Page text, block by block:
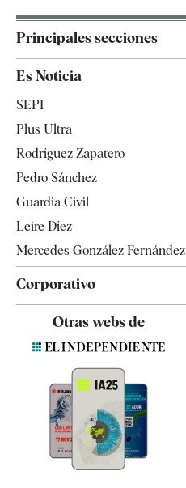
Principales secciones
España
Televisión
Es Noticia
SEPI
Plus Ultra
Rodríguez Zapatero
Pedro Sánchez
Guardia Civil
Leire Díez
Mercedes González Fernández
Corporativo
Contacto
Quiénes somos
Especificaciones
Otras webs de